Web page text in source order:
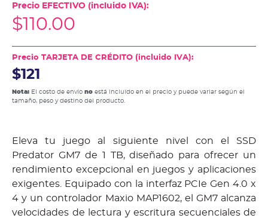
Precio EFECTIVO (incluido IVA):
$110.00
Precio TARJETA DE CRÉDITO (incluido IVA):
$121
Nota: El costo de envío no está incluido en el precio y puede variar según el
tamaño, peso y destino del producto.
Eleva tu juego al siguiente nivel con el SSD
Predator GM7 de 1 TB, diseñado para ofrecer un
rendimiento excepcional en juegos y aplicaciones
exigentes. Equipado con la interfaz PCIe Gen 4.0 x
4 y un controlador Maxio MAP1602, el GM7 alcanza
velocidades de lectura y escritura secuenciales de